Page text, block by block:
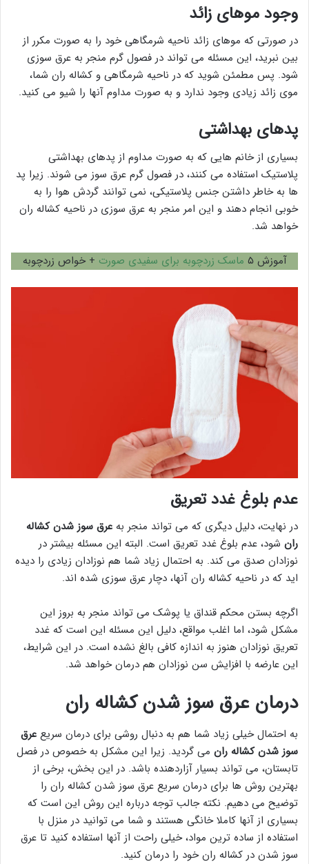
وجود موهای زائد
در صورتی که موهای زائد ناحیه شرمگاهی خود را به صورت مکرر از
بین نبرید، این مسئله می تواند در فصول گرم منجر به عرق سوزی
شود. پس مطمئن شوید که در ناحیه شرمگاهی و کشاله ران شما،
موی زائد زیادی وجود ندارد و به صورت مداوم آنها را شیو می کنید.
پدهای بهداشتی
بسیاری از خانم هایی که به صورت مداوم از پدهای بهداشتی
پلاستیک استفاده می کنند، در فصول گرم عرق سوز می شوند. زیرا پد
ها به خاطر داشتن جنس پلاستیکی، نمی توانند گردش هوا را به
خوبی انجام دهند و این امر منجر به عرق سوزی در ناحیه کشاله ران
خواهد شد.
آموزش ۵ ماسک زردچوبه برای سفیدی صورت + خواص زردچوبه
عدم بلوغ غدد تعریق
در نهایت، دلیل دیگری که می تواند منجر به عرق سوز شدن کشاله
ران شود، عدم بلوغ غدد تعریق است. البته این مسئله بیشتر در
نوزادان صدق می کند. به احتمال زیاد شما هم نوزادان زیادی را دیده
اید که در ناحیه کشاله ران آنها، دچار عرق سوزی شده اند.
اگرچه بستن محکم قنداق یا پوشک می تواند منجر به بروز این
مشکل شود، اما اغلب مواقع، دلیل این مسئله این است که غدد
تعریق نوزادان هنوز به اندازه کافی بالغ نشده است. در این شرایط،
این عارضه با افزایش سن نوزادان هم درمان خواهد شد.
درمان عرق سوز شدن کشاله ران
به احتمال خیلی زیاد شما هم به دنبال روشی برای درمان سریع عرق
سوز شدن کشاله ران می گردید. زیرا این مشکل به خصوص در فصل
تابستان، می تواند بسیار آزاردهنده باشد. در این بخش، برخی از
بهترین روش ها برای درمان سریع عرق سوز شدن کشاله ران را
توضیح می دهیم. نکته جالب توجه درباره این روش این است که
بسیاری از آنها کاملا خانگی هستند و شما می توانید در منزل با
استفاده از ساده ترین مواد، خیلی راحت از آنها استفاده کنید تا عرق
سوز شدن در کشاله ران خود را درمان کنید.